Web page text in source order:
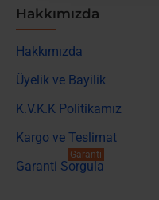
Hakkımızda
Hakkımızda
Üyelik ve Bayilik
K.V.K.K Politikamız
Kargo ve Teslimat
Garanti Sorgula
Garanti